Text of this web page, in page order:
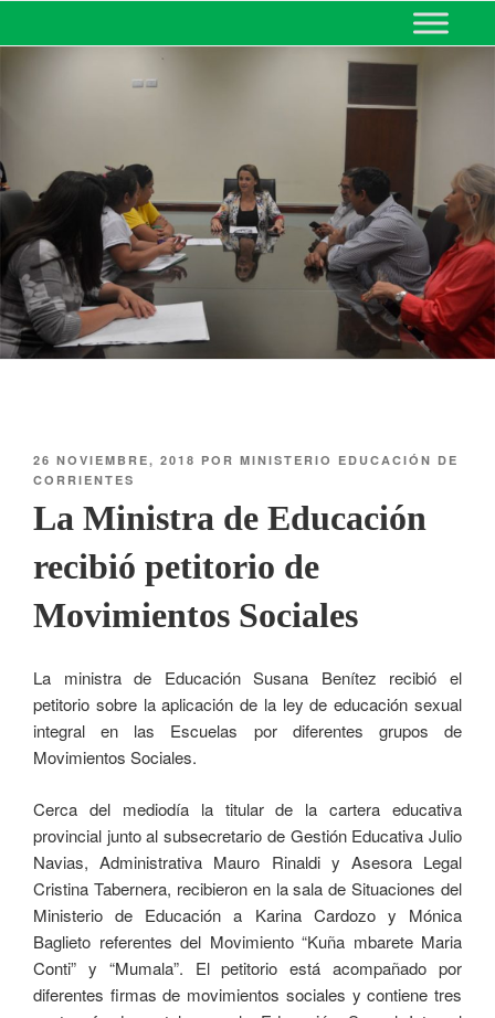
MINISTERIO DE EDUCACIÓN
DE CORRIENTES
26 NOVIEMBRE, 2018 POR MINISTERIO EDUCACIÓN DE
CORRIENTES
La Ministra de Educación
recibió petitorio de
Movimientos Sociales
La ministra de Educación Susana Benítez recibió el
petitorio sobre la aplicación de la ley de educación sexual
integral en las Escuelas por diferentes grupos de
Movimientos Sociales.
Cerca del mediodía la titular de la cartera educativa
provincial junto al subsecretario de Gestión Educativa Julio
Navias, Administrativa Mauro Rinaldi y Asesora Legal
Cristina Tabernera, recibieron en la sala de Situaciones del
Ministerio de Educación a Karina Cardozo y Mónica
Baglieto referentes del Movimiento “Kuña mbarete Maria
Conti” y “Mumala”. El petitorio está acompañado por
diferentes firmas de movimientos sociales y contiene tres